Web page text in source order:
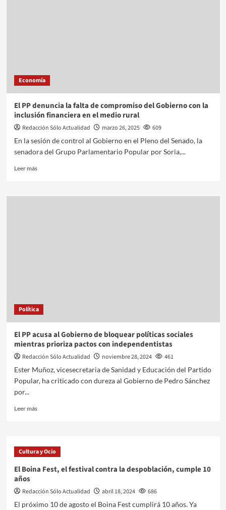
Economía
El PP denuncia la falta de compromiso del Gobierno con la
inclusión financiera en el medio rural
Redacción Sólo Actualidad marzo 26, 2025
609
En la sesión de control al Gobierno en el Pleno del Senado, la
senadora del Grupo Parlamentario Popular por Soria,...
Leer más
Política
El PP acusa al Gobierno de bloquear políticas sociales
mientras prioriza pactos con independentistas
Redacción Sólo Actualidad noviembre 28, 2024
461
Ester Muñoz, vicesecretaria de Sanidad y Educación del Partido
Popular, ha criticado con dureza al Gobierno de Pedro Sánchez
por...
Leer más
Cultura y Ocio
El Boina Fest, el festival contra la despoblación, cumple 10
años
Redacción Sólo Actualidad abril 18, 2024
686
El próximo 10 de agosto el Boina Fest cumplirá 10 años. Ya